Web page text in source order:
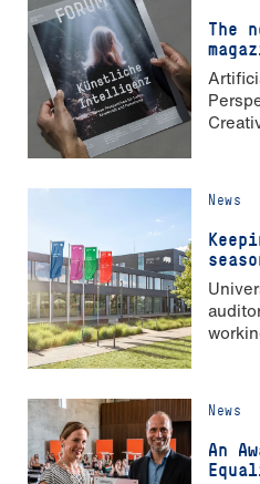
The
News
News
An